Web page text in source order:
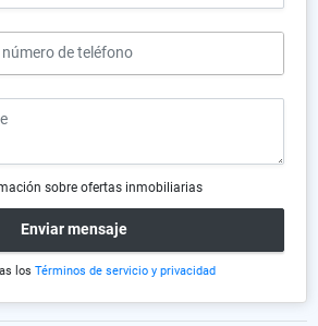
sobre ofertas inmobiliarias
Enviar mensaje
los Términos de servicio y privacidad